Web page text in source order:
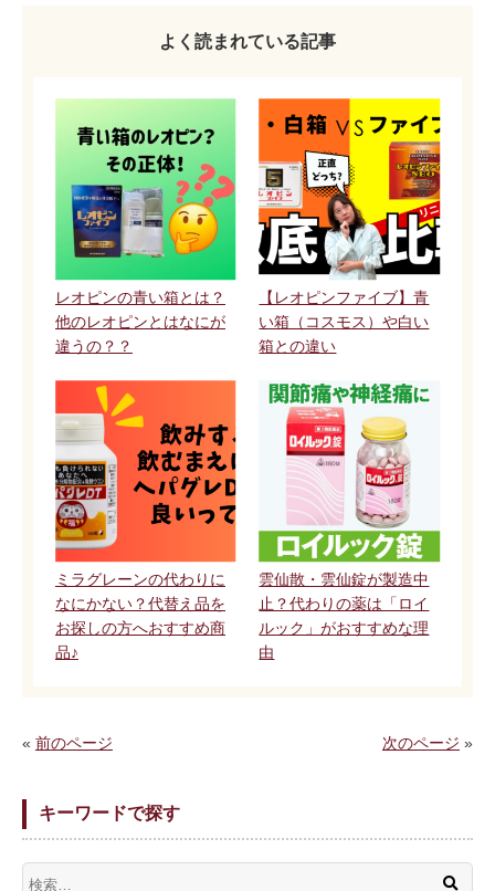
よく読まれている記事
レオピンの青い箱とは？
他のレオピンとはなにが
違うの？？
【レオピンファイブ】青
い箱（コスモス）や白い
箱との違い
ミラグレーンの代わりに
なにかない？代替え品を
お探しの方へおすすめ商
品♪
雲仙散・雲仙錠が製造中
止？代わりの薬は「ロイ
ルック」がおすすめな理
由
« 前のページ 次のページ »
キーワードで探す